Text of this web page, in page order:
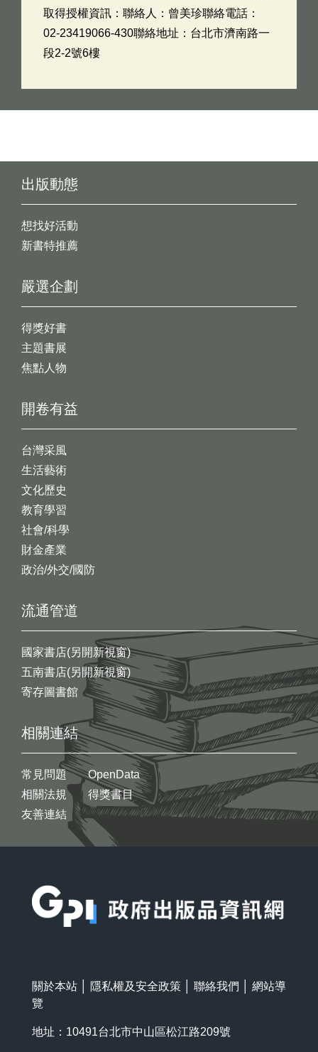
取得授權資訊：聯絡人：曾美珍聯絡電話：
02-23419066-430聯絡地址：台北市濟南路一
段2-2號6樓
出版動態
想找好活動
新書特推薦
開卷有益
台灣采風
生活藝術
文化歷史
教育學習
社會/科學
財金產業
政治/外交/國防
嚴選企劃
得獎好書
主題書展
焦點人物
流通管道
國家書店(另開新視窗)
五南書店(另開新視窗)
寄存圖書館
相關連結
常見問題
相關法規
友善連結
OpenData
得獎書目
關於本站 隱私權及安全政策 聯絡我們
網站導
覽
地址：10491台北市中山區松江路209號